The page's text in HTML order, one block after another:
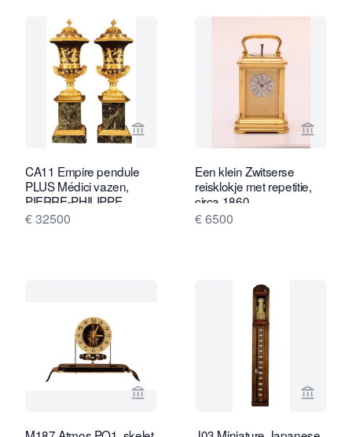
Bekijk verkoperspagina van Van Brug
CA11 Empire pendule
PLUS Médici vazen,
PIERRE-PHILIPPE
THOMIRE
€ 32500
Bekijk
Een klein Zwitserse
reisklokje met repetitie,
circa 1860
€ 6500
Bekijk verkoperspagina van Van Brug
Bekijk